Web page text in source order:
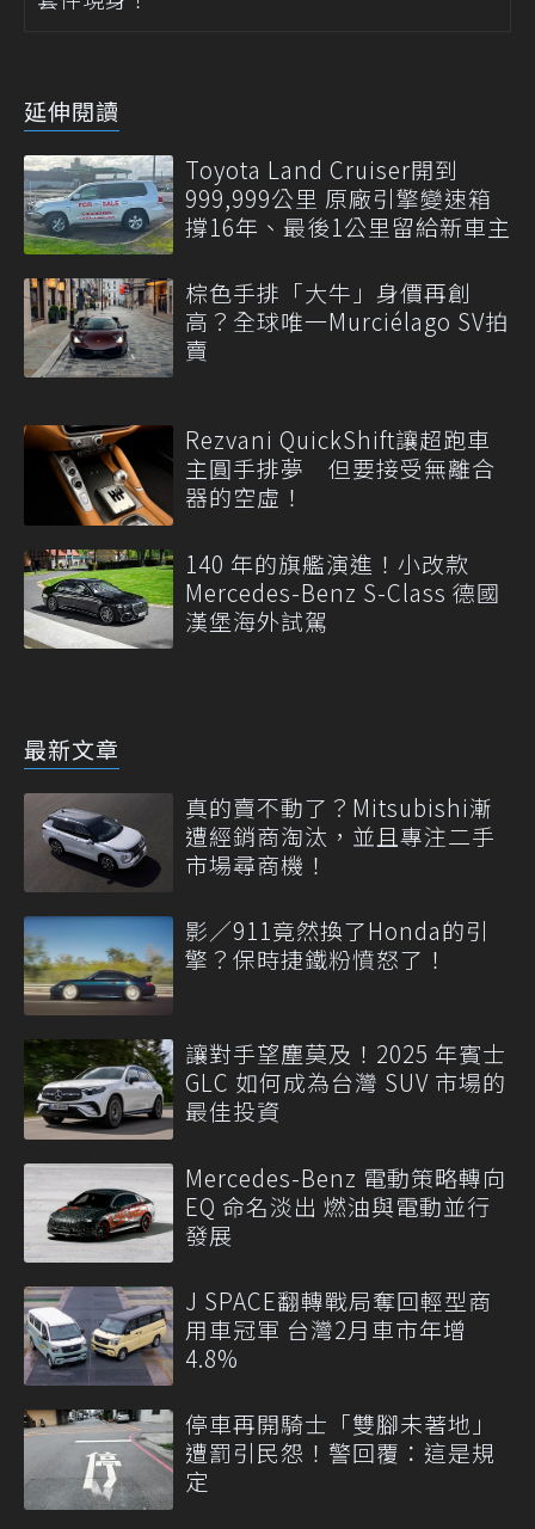
延伸閱讀
Toyota Land Cruiser開到
999,999公里 原廠引擎變速箱
撐16年、最後1公里留給新車主
棕色手排「大牛」身價再創
高？全球唯一Murciélago SV拍
賣
Rezvani QuickShift讓超跑車
主圓手排夢 但要接受無離合
器的空虛！
140 年的旗艦演進！小改款
Mercedes-Benz S-Class 德國
漢堡海外試駕
最新文章
真的賣不動了？Mitsubishi漸
遭經銷商淘汰，並且專注二手
市場尋商機！
影／911竟然換了Honda的引
擎？保時捷鐵粉憤怒了！
讓對手望塵莫及！2025 年賓士
GLC 如何成為台灣 SUV 市場的
最佳投資
Mercedes-Benz 電動策略轉向
EQ 命名淡出 燃油與電動並行
發展
J SPACE翻轉戰局奪回輕型商
用車冠軍 台灣2月車市年增
4.8%
停車再開騎士「雙腳未著地」
遭罰引民怨！警回覆：這是規
定